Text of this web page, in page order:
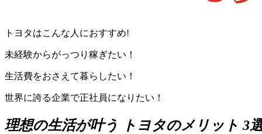
トヨタはこんな人におすすめ!
未経験からがっつり稼ぎたい！
生活費をおさえて暮らしたい！
世界に誇る企業で正社員になりたい！
理想の生活が叶う トヨタのメリット 3